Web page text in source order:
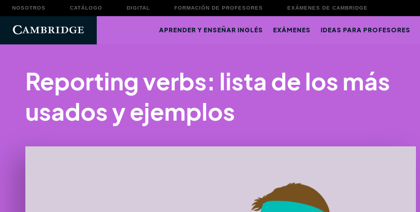
NOSOTROS CATÁLOGO DIGITAL FORMACIÓN DE PROFESORES EXÁMENES DE CAMBRIDGE
APRENDER Y ENSEÑAR INGLÉS EXÁMENES IDEAS PARA PROFESORES
Reporting verbs: lista de los más
usados y ejemplos